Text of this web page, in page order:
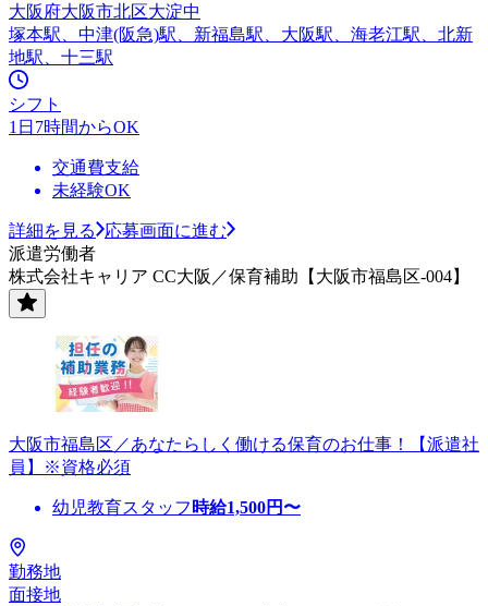
大阪府大阪市北区大淀中
塚本駅、中津(阪急)駅、新福島駅、大阪駅、海老江駅、北新
地駅、十三駅
シフト
1日7時間からOK
交通費支給
未経験OK
詳細を見る
応募画面に進む
派遣労働者
株式会社キャリア CC大阪／保育補助【大阪市福島区-004】
大阪市福島区／あなたらしく働ける保育のお仕事！【派遣社
員】※資格必須
幼児教育スタッフ 時給1,500円〜
勤務地
面接地